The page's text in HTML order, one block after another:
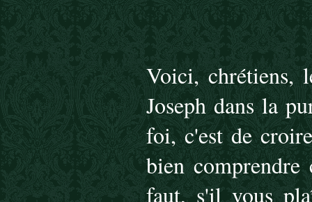
Voici, chrétiens,
Joseph dans la
foi, c'est de
bien
faut, s'il vous